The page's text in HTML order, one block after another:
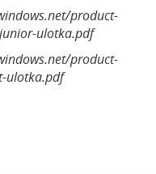
product-
ulotka.pdf
product-
ulotka.pdf